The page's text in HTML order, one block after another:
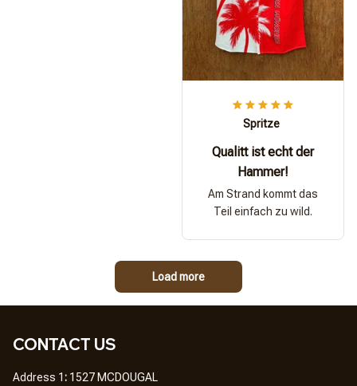
Spritze
Qualitt ist echt der
Hammer!
Am Strand kommt das
Teil einfach zu wild.
Load more
CONTACT US
Address 1: 1527 MCDOUGAL